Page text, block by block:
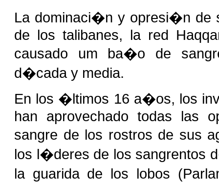
La dominaci�n y opresi�n de
de los talibanes, la red
causado um ba�o de
d�cada y media.
En los �ltimos 16 a�os, los
han aprovechado todas las
sangre de los rostros de sus
los l�deres de los sangrentos
la guarida de los lobos